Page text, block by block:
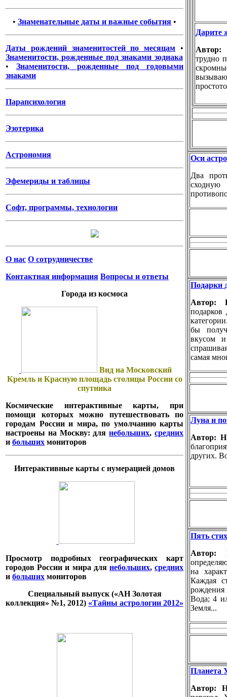
• Знаменательные даты и важные события •
Даты рождений знаменитостей по месяцам
•
Знаменитости, рожденные под знаками зодиака
•
Знаменитости, рожденные под годовыми
знаками
Парапсихология
Эзотерика
Астрономия
Эфемериды и таблицы
Софт, программы, технологии
О нас О сотрудничестве
Контактная информация Вопросы и ответы
Города из космоса
Вид на Московский
Кремль и Красную площадь столицы России со
спутника
Космические интерактивные карты, при
помощи которых можно путешествовать по
городам России и мира, по умолчанию карты
настроены на Москву: длянебольших,средних
и больших мониторов
Интерактивные карты с нумерацией домов
Просмотр подробных географических карт
городов России и мира для небольших,средних
и больших мониторов
Специальный выпуск («АН Золотая
коллекция» №1, 2012) «Тайны астрологии 2012»
Дарите
трудно
Оси
Два
Подарки
подарков
бы
вкусом и
самая
Луна и
Автор:
других.
Пять
на
Каждая
рождения
Вода; 4
Земля...
Планета
Автор: